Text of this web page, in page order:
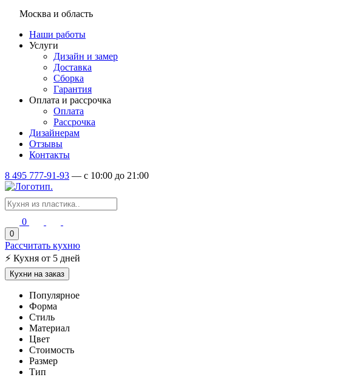
Москва и область
Наши работы
Услуги
Дизайн и замер
Доставка
Сборка
Гарантия
Оплата и рассрочка
Оплата
Рассрочка
Дизайнерам
Отзывы
Контакты
8 495 777-91-93 — c 10:00 до 21:00
0
0
Рассчитать кухню
⚡ Кухня от 5 дней
Кухни на заказ
Популярное
Форма
Стиль
Материал
Цвет
Стоимость
Размер
Тип